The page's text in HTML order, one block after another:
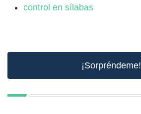
control en sílabas
¡Sorpréndeme!